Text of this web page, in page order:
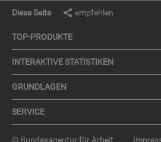
Diese Seite empfehlen
TOP-PRO­DUK­TE
IN­TER­AK­TI­VE STA­TIS­TI­KEN
GRUND­LA­GEN
SER­VICE
© Bundesagentur für Arbeit